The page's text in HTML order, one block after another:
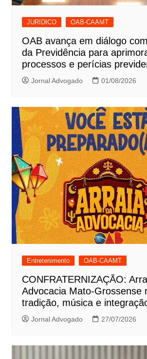
JURIDICO OAB-CAAMT
OAB avança em diálogo
da Previdência para
processos e perícias
Jornal Advogado 01/08/2026
Entretenimento OAB-CAAMT
CONFRATERNIZAÇÃO:
Advocacia Mato-Grossense
tradição, música e
Jornal Advogado 27/07/2026